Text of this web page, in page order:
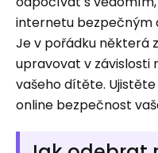
internetu bezpečným
Je v pořádku některá
upravovat v závislosti
vašeho dítěte.
online bezpečnost